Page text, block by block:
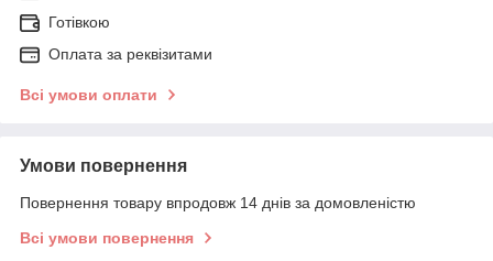
Готівкою
Оплата за реквізитами
Всі умови оплати
Умови повернення
Повернення товару впродовж 14 днів за домовленістю
Всі умови повернення